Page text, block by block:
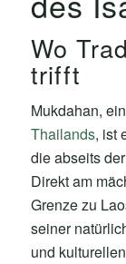
Wo
trifft
Mukdahan,
Thailands, ist
die abseits
Direkt am
Grenze zu
seiner
und